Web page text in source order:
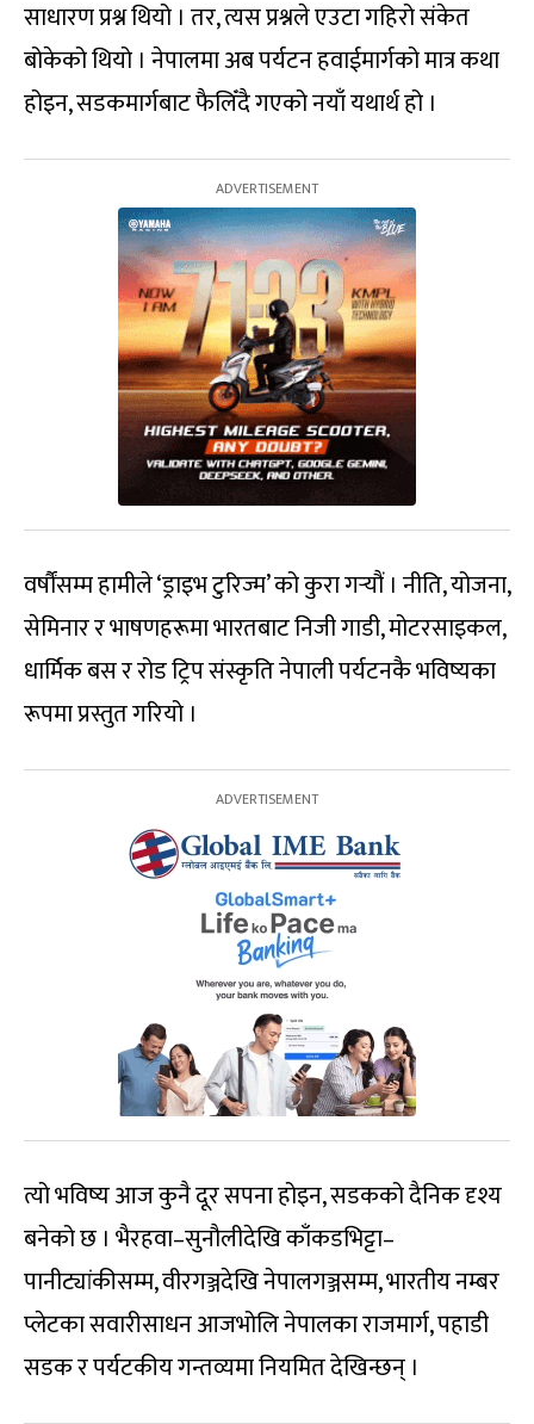
साधारण प्रश्न थियो । तर, त्यस प्रश्नले एउटा गहिरो संकेत
बोकेको थियो । नेपालमा अब पर्यटन हवाईमार्गको मात्र कथा
होइन, सडकमार्गबाट फैलिँदै गएको नयाँ यथार्थ हो ।
वर्षौंसम्म हामीले ‘ड्राइभ टुरिज्म’ को कुरा गर्‍यौं । नीति, योजना,
सेमिनार र भाषणहरूमा भारतबाट निजी गाडी, मोटरसाइकल,
धार्मिक बस र रोड ट्रिप संस्कृति नेपाली पर्यटनकै भविष्यका
रूपमा प्रस्तुत गरियो ।
त्यो भविष्य आज कुनै दूर सपना होइन, सडकको दैनिक दृश्य
बनेको छ । भैरहवा–सुनौलीदेखि काँकडभिट्टा–
पानीट्यांकीसम्म, वीरगञ्जदेखि नेपालगञ्जसम्म, भारतीय नम्बर
प्लेटका सवारीसाधन आजभोलि नेपालका राजमार्ग, पहाडी
सडक र पर्यटकीय गन्तव्यमा नियमित देखिन्छन् ।